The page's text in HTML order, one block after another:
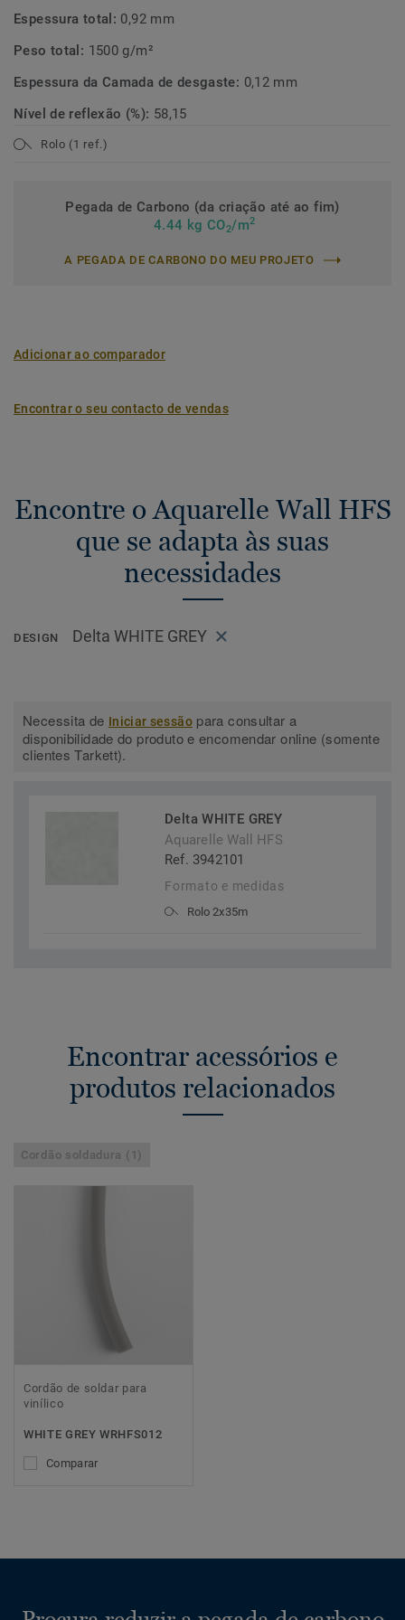
Espessura total: 0,92 mm
Peso total: 1500 g/m²
Espessura da Camada de desgaste: 0,12 mm
Nível de reflexão (%): 58,15
Rolo (1 ref.)
Pegada de Carbono (da criação até ao fim)
4.44 kg CO2/m2
A PEGADA DE CARBONO DO MEU PROJETO
Adicionar ao comparador
Encontrar o seu contacto de vendas
Encontre o Aquarelle Wall HFS
que se adapta às suas
necessidades
DESIGN Delta WHITE GREY
Necessita de Iniciar sessãopara consultar a
disponibilidade do produto e encomendar online (somente
clientes Tarkett).
Delta WHITE GREY
Aquarelle Wall HFS
Ref. 3942101
Formato e medidas
Rolo 2x35m
Encontrar acessórios e
produtos relacionados
Cordão soldadura (1)
Cordão de soldar para
vinílico
WHITE GREY WRHFS012
Comparar